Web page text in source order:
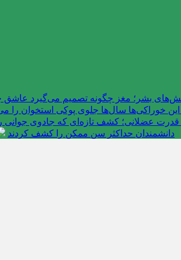
بشر؛ مغز چگونه تصمیم می‌گیرد
خوراکی‌ها سال‌ها جلوی پوکی استخوان را
عضلانی؛ کشف تازه‌ای که جادوی جوانی را
دانشمندان حداکثر سن ممکن را کشف کردند